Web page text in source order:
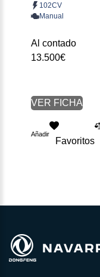
102CV
Manual
Al contado
13.500€
VER FICHA
Añadir
Favoritos